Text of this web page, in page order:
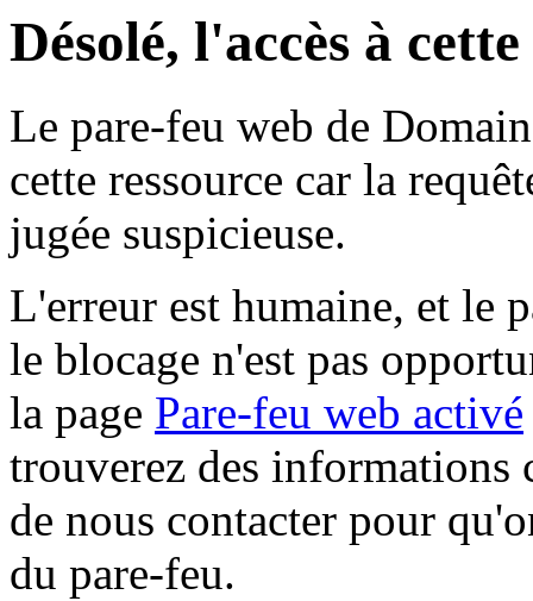
Désolé, l'accès à
Le pare-feu web de
cette ressource car la
jugée suspicieuse.
L'erreur est humaine, et le
le blocage n'est pas
la page Pare-feu web activé
trouverez des informations
de nous contacter pour
du pare-feu.